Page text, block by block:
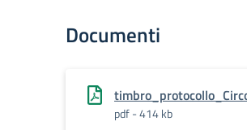
Documenti
pdf - 414 kb